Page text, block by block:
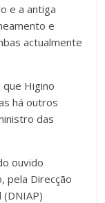
e a antiga
e
actualmente
Higino
há outros
das
ouvido
pela Direcção
(DNIAP)